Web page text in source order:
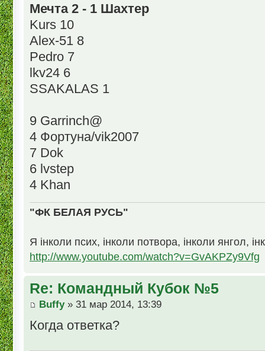
Мечта 2 - 1 Шахтер
Kurs 10
Alex-51 8
Pedro 7
lkv24 6
SSAKALAS 1
9 Garrinch@
4 Фортуна/vik2007
7 Dok
6 lvstep
4 Khan
"ФК БЕЛАЯ РУСЬ"
Я інколи псих, інколи потвора, інколи янгол,
http://www.youtube.com/watch?v=GvAKPZy9Vfg
Re: Командный Кубок №5
Buffy» 31 мар 2014, 13:39
Когда ответка?